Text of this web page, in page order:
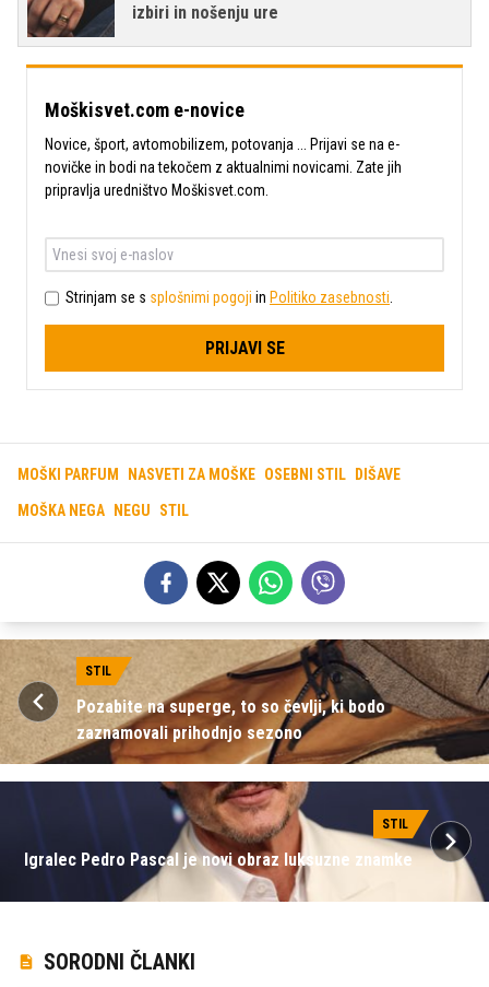
izbiri in nošenju ure
Moškisvet.com e-novice
Novice, šport, avtomobilizem, potovanja ... Prijavi se na e-
novičke in bodi na tekočem z aktualnimi novicami. Zate jih
pripravlja uredništvo Moškisvet.com.
Strinjam se s splošnimi pogoji in Politiko zasebnosti.
PRIJAVI SE
MOŠKI PARFUM NASVETI ZA MOŠKE OSEBNI STIL DIŠAVE
MOŠKA NEGA NEGU STIL
STIL
Pozabite na superge, to so čevlji, ki bodo
zaznamovali prihodnjo sezono
STIL
Igralec Pedro Pascal je novi obraz luksuzne znamke
SORODNI ČLANKI